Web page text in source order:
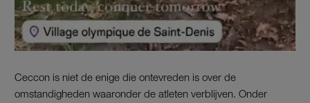
Ceccon is niet de enige die ontevreden is over de
omstandigheden waaronder de atleten verblijven. Onder